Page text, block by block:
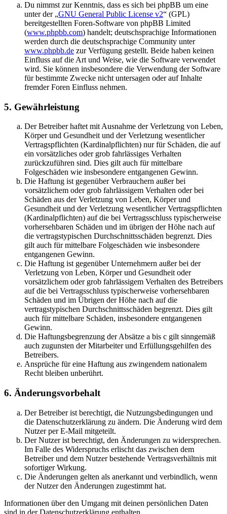
Du nimmst zur Kenntnis, dass es sich bei phpBB um eine
unter der „GNU General Public License v2“ (GPL)
bereitgestellten Foren-Software von phpBB Limited
(www.phpbb.com) handelt; deutschsprachige Informationen
werden durch die deutschsprachige Community unter
www.phpbb.de zur Verfügung gestellt. Beide haben keinen
Einfluss auf die Art und Weise, wie die Software verwendet
wird. Sie können insbesondere die Verwendung der Software
für bestimmte Zwecke nicht untersagen oder auf Inhalte
fremder Foren Einfluss nehmen.
5. Gewährleistung
Der Betreiber haftet mit Ausnahme der Verletzung von Leben,
Körper und Gesundheit und der Verletzung wesentlicher
Vertragspflichten (Kardinalpflichten) nur für Schäden, die auf
ein vorsätzliches oder grob fahrlässiges Verhalten
zurückzuführen sind. Dies gilt auch für mittelbare
Folgeschäden wie insbesondere entgangenen Gewinn.
Die Haftung ist gegenüber Verbrauchern außer bei
vorsätzlichem oder grob fahrlässigem Verhalten oder bei
Schäden aus der Verletzung von Leben, Körper und
Gesundheit und der Verletzung wesentlicher Vertragspflichten
(Kardinalpflichten) auf die bei Vertragsschluss typischerweise
vorhersehbaren Schäden und im übrigen der Höhe nach auf
die vertragstypischen Durchschnittsschäden begrenzt. Dies
gilt auch für mittelbare Folgeschäden wie insbesondere
entgangenen Gewinn.
Die Haftung ist gegenüber Unternehmern außer bei der
Verletzung von Leben, Körper und Gesundheit oder
vorsätzlichem oder grob fahrlässigem Verhalten des Betreibers
auf die bei Vertragsschluss typischerweise vorhersehbaren
Schäden und im Übrigen der Höhe nach auf die
vertragstypischen Durchschnittsschäden begrenzt. Dies gilt
auch für mittelbare Schäden, insbesondere entgangenen
Gewinn.
Die Haftungsbegrenzung der Absätze a bis c gilt sinngemäß
auch zugunsten der Mitarbeiter und Erfüllungsgehilfen des
Betreibers.
Ansprüche für eine Haftung aus zwingendem nationalem
Recht bleiben unberührt.
6. Änderungsvorbehalt
Der Betreiber ist berechtigt, die Nutzungsbedingungen und
die Datenschutzerklärung zu ändern. Die Änderung wird dem
Nutzer per E-Mail mitgeteilt.
Der Nutzer ist berechtigt, den Änderungen zu widersprechen.
Im Falle des Widerspruchs erlischt das zwischen dem
Betreiber und dem Nutzer bestehende Vertragsverhältnis mit
sofortiger Wirkung.
Die Änderungen gelten als anerkannt und verbindlich, wenn
der Nutzer den Änderungen zugestimmt hat.
Informationen über den Umgang mit deinen persönlichen Daten
sind in der Datenschutzerklärung enthalten.